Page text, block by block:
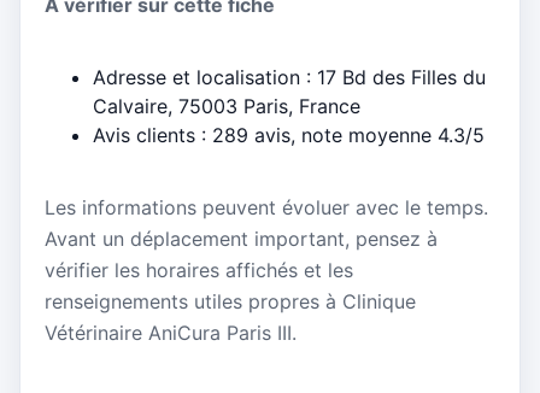
Adresse et localisation : 17 Bd des Filles du
Calvaire, 75003 Paris, France
Avis clients : 289 avis, note moyenne 4.3/5
Les informations peuvent évoluer avec le temps.
Avant un déplacement important, pensez à
vérifier les horaires affichés et les
renseignements utiles propres à Clinique
Vétérinaire AniCura Paris III.